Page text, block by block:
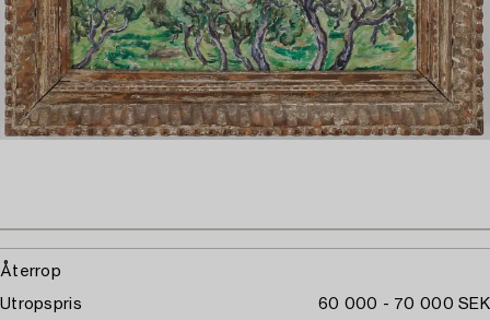
Återrop
Utropspris 60 000 - 70 000 SEK